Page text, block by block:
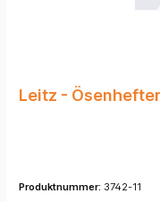
Produktnummer: 3742-11